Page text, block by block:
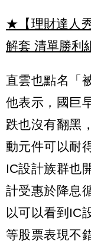
★【理財達人
解套 清單勝利
直雲也點名「
他表示，國巨
跌也沒有翻黑
動元件可以耐
IC設計族群也
計受惠於降息
以可以看到IC
等股票表現不